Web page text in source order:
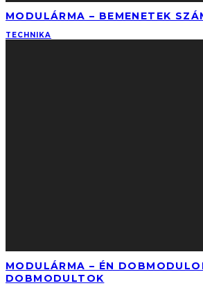
MODULÁRMA – BEMENETEK
TECHNIKA
MODULÁRMA – ÉN
DOBMODULTOK